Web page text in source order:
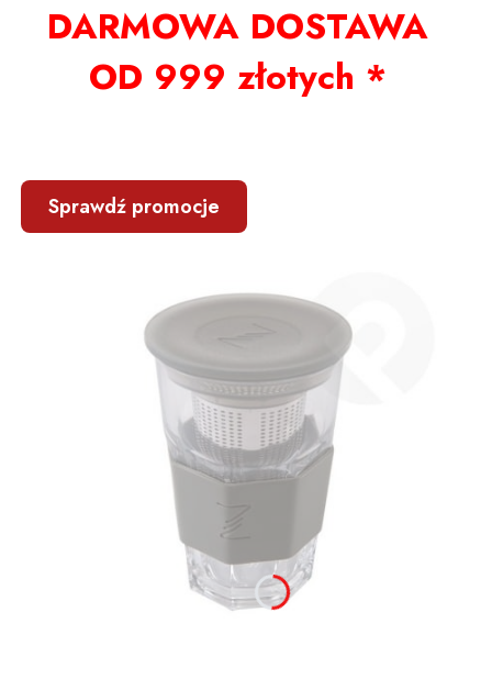
DARMOWA DOSTAWA
OD 999 złotych *
Sprawdź promocje